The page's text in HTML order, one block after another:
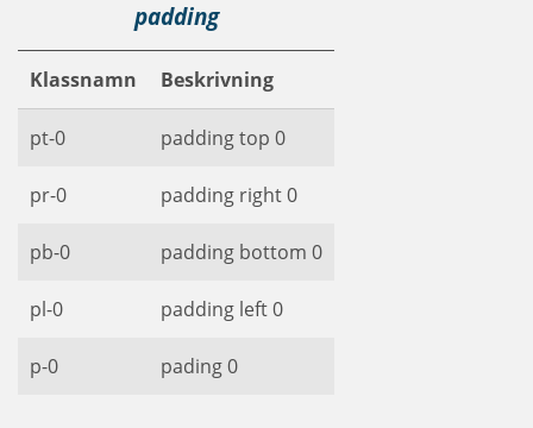
padding
Klassnamn Beskrivning
pt-0 padding top 0
pr-0 padding right 0
pb-0 padding bottom 0
pl-0 padding left 0
p-0 pading 0